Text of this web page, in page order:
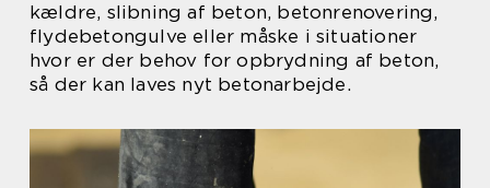
kældre, slibning af beton, betonrenovering,
flydebetongulve eller måske i situationer
hvor er der behov for opbrydning af beton,
så der kan laves nyt betonarbejde.